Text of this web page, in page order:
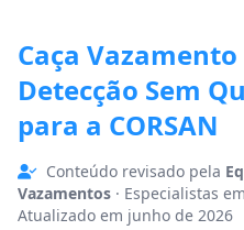
Caça
Detecção Sem
para a CORSAN
Conteúdo revisado pela
Vazamentos · Especialistas
Atualizado em junho de 2026